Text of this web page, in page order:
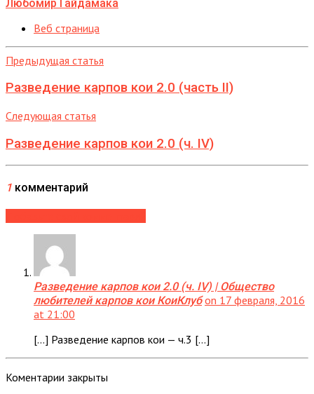
Любомир Гайдамака
Веб страница
Предыдущая статья
Разведение карпов кои 2.0 (часть II)
Следующая статья
Разведение карпов кои 2.0 (ч. IV)
1 комментарий
Разведение карпов кои 2.0 (ч. IV) | Общество
любителей карпов кои КоиКлуб on 17 февраля, 2016
at 21:00
[…] Разведение карпов кои — ч.3 […]
Коментарии закрыты